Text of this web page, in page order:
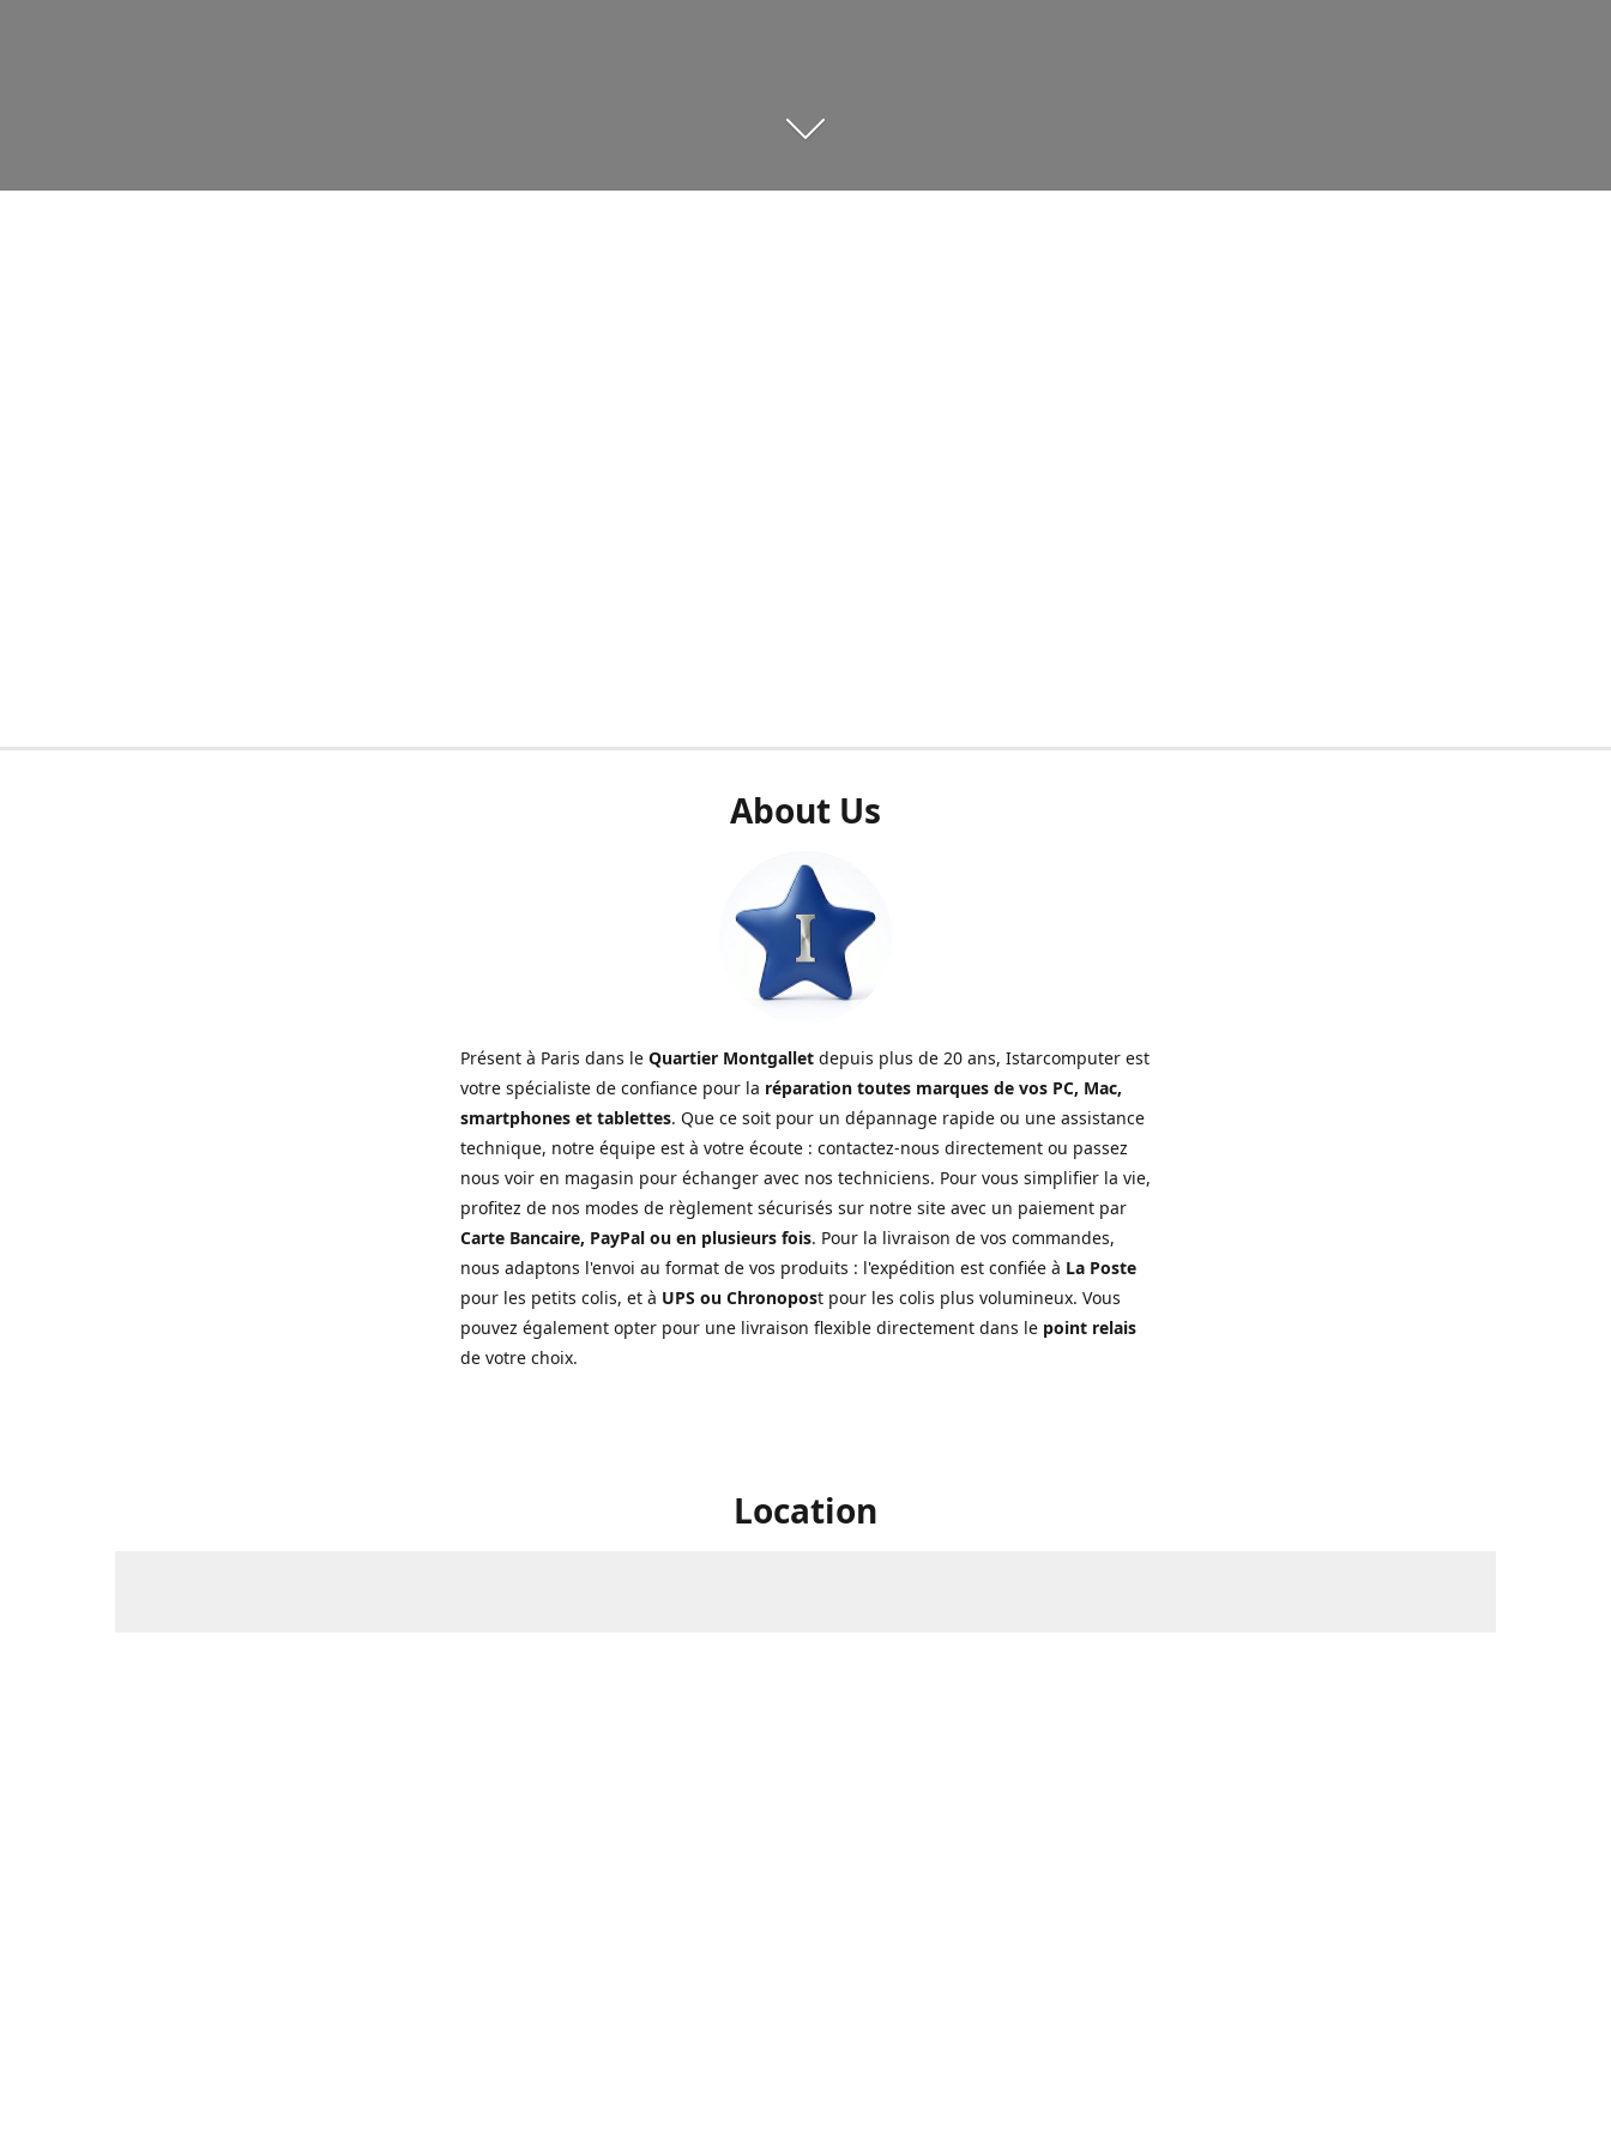
About Us
Présent à Paris dans le Quartier Montgallet depuis plus de 20 ans, Istarcomputer est
votre spécialiste de confiance pour la réparation toutes marques de vos PC, Mac,
smartphones et tablettes. Que ce soit pour un dépannage rapide ou une assistance
technique, notre équipe est à votre écoute : contactez-nous directement ou passez
nous voir en magasin pour échanger avec nos techniciens. Pour vous simplifier la vie,
profitez de nos modes de règlement sécurisés sur notre site avec un paiement par
Carte Bancaire, PayPal ou en plusieurs fois. Pour la livraison de vos commandes,
nous adaptons l'envoi au format de vos produits : l'expédition est confiée à La Poste
pour les petits colis, et à UPS ou Chronopost pour les colis plus volumineux. Vous
pouvez également opter pour une livraison flexible directement dans le point relais
de votre choix.
Location